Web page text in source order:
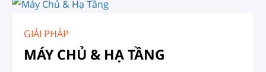
GIẢI PHÁP
MÁY CHỦ & HẠ TẦNG